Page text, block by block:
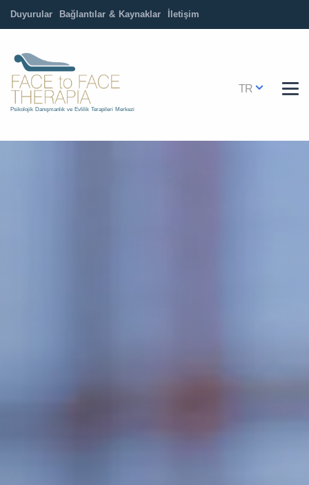
Duyurular Bağlantılar & Kaynaklar İletişim
Psikolojik Danışmanlık ve Evlilik Terapileri Merkezi
TR